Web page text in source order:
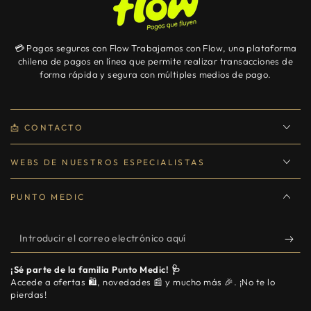
💳 Pagos seguros con Flow Trabajamos con Flow, una plataforma
chilena de pagos en línea que permite realizar transacciones de
forma rápida y segura con múltiples medios de pago.
📩 CONTACTO
WEBS DE NUESTROS ESPECIALISTAS
PUNTO MEDIC
Introducir
el
correo
electrónico
¡Sé parte de la familia Punto Medic! 🩺
Accede a ofertas 🛍️, novedades 📰 y mucho más 🎉. ¡No te lo
pierdas!